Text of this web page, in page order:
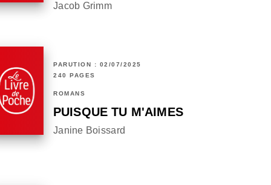
Jacob Grimm
PARUTION : 02/07/2025
240 PAGES
ROMANS
PUISQUE TU M'AIMES
Janine Boissard